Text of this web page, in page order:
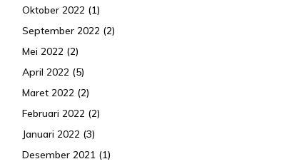
Oktober 2022 (1)
September 2022 (2)
Mei 2022 (2)
April 2022 (5)
Maret 2022 (2)
Februari 2022 (2)
Januari 2022 (3)
Desember 2021 (1)